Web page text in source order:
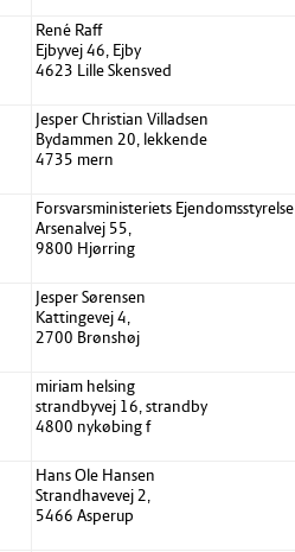
René Raff
Ejbyvej 46, Ejby
4623 Lille Skensved
Jesper Christian Villadsen
Bydammen 20, lekkende
4735 mern
Forsvarsministeriets Ejendomsstyrelse
Arsenalvej 55,
9800 Hjørring
Jesper Sørensen
Kattingevej 4,
2700 Brønshøj
miriam helsing
strandbyvej 16, strandby
4800 nykøbing f
Hans Ole Hansen
Strandhavevej 2,
5466 Asperup